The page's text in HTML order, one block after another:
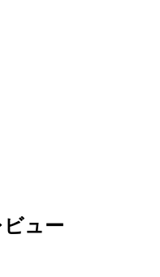
ュー